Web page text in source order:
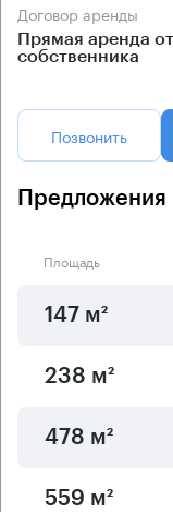
Договор аренды
Прямая аренда от
собственника
Позвонить
Площадь
147 м²
238 м²
478 м²
559 м²